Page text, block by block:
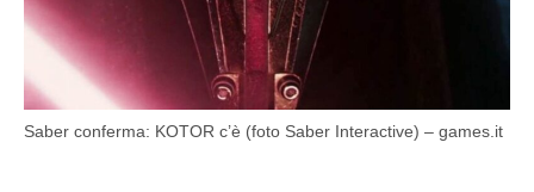
Saber conferma: KOTOR c’è (foto Saber Interactive) – games.it